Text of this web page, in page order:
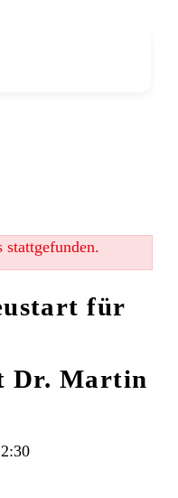
stattgefunden.
für
Dr. Martin